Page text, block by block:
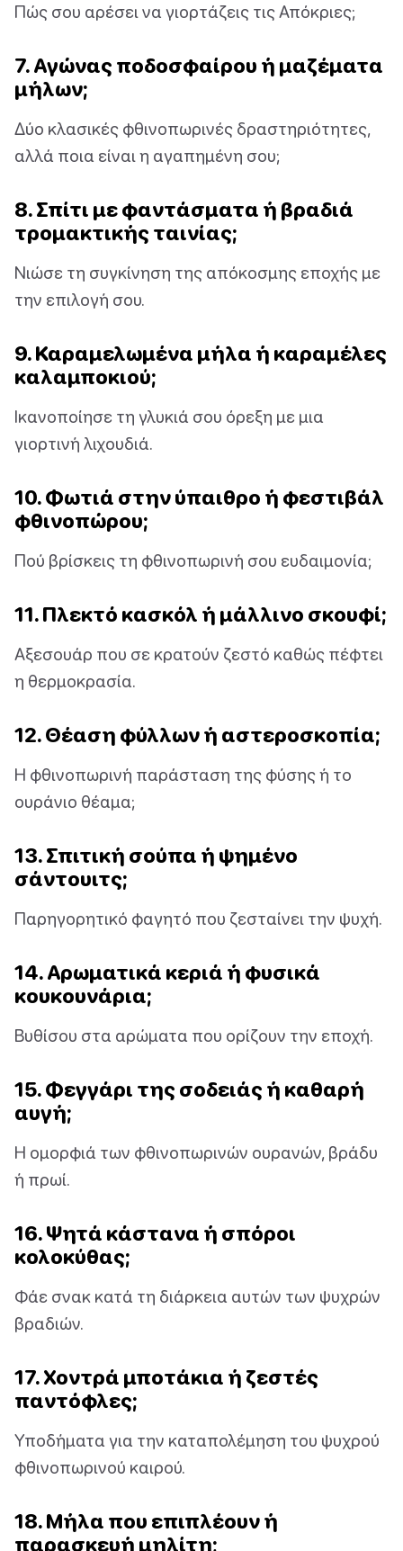
Πώς σου αρέσει να γιορτάζεις τις Απόκριες;
7. Αγώνας ποδοσφαίρου ή μαζέματα
μήλων;
Δύο κλασικές φθινοπωρινές δραστηριότητες,
αλλά ποια είναι η αγαπημένη σου;
8. Σπίτι με φαντάσματα ή βραδιά
τρομακτικής ταινίας;
Νιώσε τη συγκίνηση της απόκοσμης εποχής με
την επιλογή σου.
9. Καραμελωμένα μήλα ή καραμέλες
καλαμποκιού;
Ικανοποίησε τη γλυκιά σου όρεξη με μια
γιορτινή λιχουδιά.
10. Φωτιά στην ύπαιθρο ή φεστιβάλ
φθινοπώρου;
Πού βρίσκεις τη φθινοπωρινή σου ευδαιμονία;
11. Πλεκτό κασκόλ ή μάλλινο σκουφί;
Αξεσουάρ που σε κρατούν ζεστό καθώς πέφτει
η θερμοκρασία.
12. Θέαση φύλλων ή αστεροσκοπία;
Η φθινοπωρινή παράσταση της φύσης ή το
ουράνιο θέαμα;
13. Σπιτική σούπα ή ψημένο
σάντουιτς;
Παρηγορητικό φαγητό που ζεσταίνει την ψυχή.
14. Αρωματικά κεριά ή φυσικά
κουκουνάρια;
Βυθίσου στα αρώματα που ορίζουν την εποχή.
15. Φεγγάρι της σοδειάς ή καθαρή
αυγή;
Η ομορφιά των φθινοπωρινών ουρανών, βράδυ
ή πρωί.
16. Ψητά κάστανα ή σπόροι
κολοκύθας;
Φάε σνακ κατά τη διάρκεια αυτών των ψυχρών
βραδιών.
17. Χοντρά μποτάκια ή ζεστές
παντόφλες;
Υποδήματα για την καταπολέμηση του ψυχρού
φθινοπωρινού καιρού.
18. Μήλα που επιπλέουν ή
παρασκευή μηλίτη;